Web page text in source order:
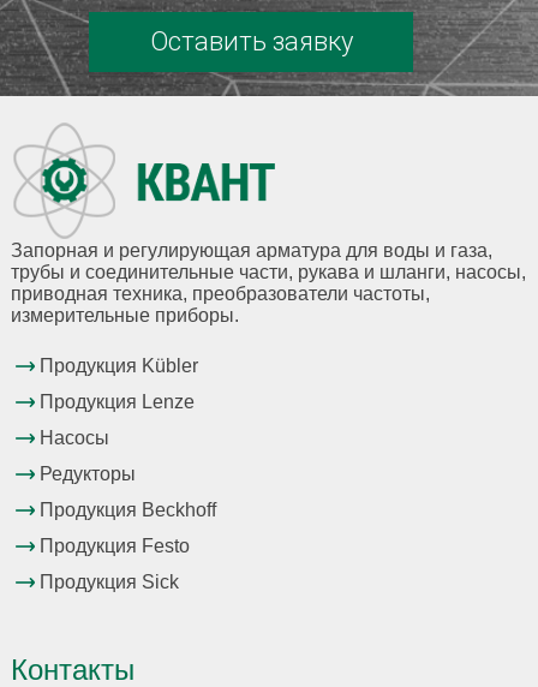
Оставить заявку
Запорная и регулирующая арматура для воды и газа,
трубы и соединительные части, рукава и шланги, насосы,
приводная техника, преобразователи частоты,
измерительные приборы.
Продукция Kübler
Продукция Lenze
Насосы
Редукторы
Продукция Beckhoff
Продукция Festo
Продукция Sick
Контакты